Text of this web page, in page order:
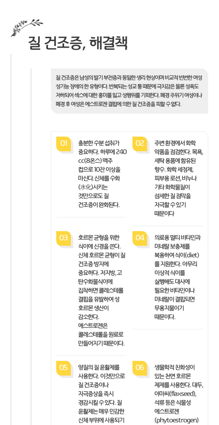
질 건조증, 해결책
질 건조증은 남성의 발기 부전증과 동일한 생리 현상이며 비교적 빈번한 여성
성기능 장애의 한 유형이다. 반복되는 성교 통 때문에 극치감은 물론 성욕도
저하되어 섹스에 대한 흥미를 잃고 성행위를 기피한다. 폐경 주위기 여성이나
폐경 후 여성은 에스트로젠 결핍에 의한 질 건조증을 피할 수 없다.
01
충분한 수분 섭취가
중요하다. 하루에 240
cc(8온스) 맥주
컵으로 10잔 이상을
마신다.신체를 수화
(水化)시키는
것만으로도 질
건조증이 완화된다.
02
주변 환경에서 화학
약품을 점검한다. 목욕,
세탁 용품에 함유된
향수. 화학 세정제,
피부용 로션, 비누나
기타 화학물질이
섬세한 질 점막을
자극할 수 있기
때문이다
03
호르몬 균형을 위한
식이에 신경을 쓴다.
신체 호르몬 균형이 질
건조증 방지에
중요하다. 저지방, 고
탄수화물식이에
집착하면 콜레스테롤
결핍을 유발하여 성
호르몬 생산이
감소한다.
에스트로젠은
콜레스테롤을 원료로
만들어지기 때문이다.
04
의료용 멀티 비타민과
미네랄 보충제를
복용하여 식이(diet)
를 지원한다. 아무리
이상적 식이를
실행해도 대사에
필요한 비타민이나
미네랄이 결핍되면
무용지물이기
때문이다.
05
양질의 질 윤활제를
사용한다. 이것만으로
질 건조증이나
자극증상을 즉시
경감시킬 수 있다. 질
윤활제는 매우 민감한
신체 부위에 사용되기
06
생물학적 친화성이
있는 천연 호르몬
제제를 사용한다. 대두,
아마씨(flaxseed),
석류 등은 식물성
에스트로젠
(phytoestrogen)